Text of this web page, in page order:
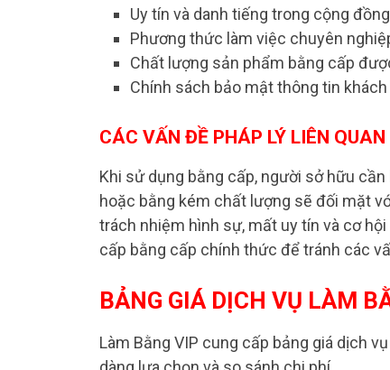
Uy tín và danh tiếng trong cộng
Phương thức làm việc chuyên
Chất lượng sản phẩm bằng cấp
Chính sách bảo mật thông tin khách
CÁC VẤN ĐỀ PHÁP LÝ LIÊN QUAN
Khi sử dụng bằng cấp, người sở hữu
hoặc bằng kém chất lượng sẽ đối mặt
trách nhiệm hình sự, mất uy tín và cơ
cấp bằng cấp chính thức để tránh các
BẢNG GIÁ DỊCH VỤ LÀM
Làm Bằng VIP cung cấp bảng giá dịch